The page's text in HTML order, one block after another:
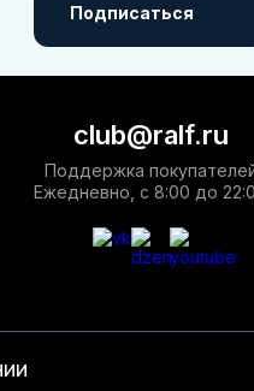
Подписаться
club@ralf.ru
Поддержка
Ежедневно, с 8:00 до